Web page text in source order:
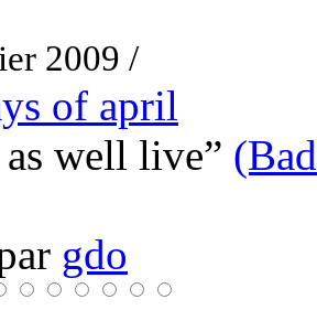
2009 /
of april
well live”
gdo